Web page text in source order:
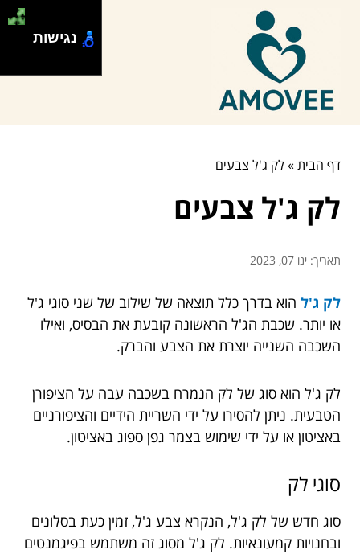
דף הבית»לק ג'ל צבעים
לק ג'ל צבעים
תאריך: ינו 07, 2023
לק ג'ל הוא בדרך כלל תוצאה של שילוב של שני סוגי ג'ל
או יותר. שכבת הג'ל הראשונה קובעת את הבסיס, ואילו
השכבה השנייה יוצרת את הצבע והברק.
לק ג'ל הוא סוג של לק הנמרח בשכבה עבה על הציפורן
הטבעית. ניתן להסירו על ידי השריית הידיים והציפורניים
באציטון או על ידי שימוש בצמר גפן ספוג באציטון.
סוגי לק
סוג חדש של לק ג'ל, הנקרא צבע ג'ל, זמין כעת בסלונים
ובחנויות קמעונאיות. לק ג'ל מסוג זה משתמש בפיגמנטים
נגישות